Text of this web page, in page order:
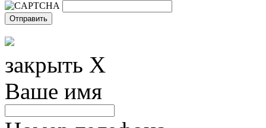
закрыть X
Ваше имя